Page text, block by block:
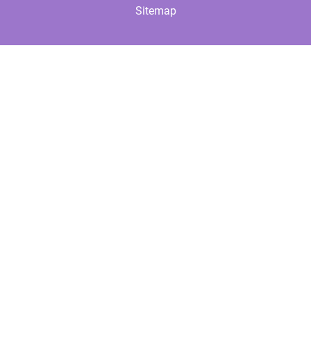
Sitemap